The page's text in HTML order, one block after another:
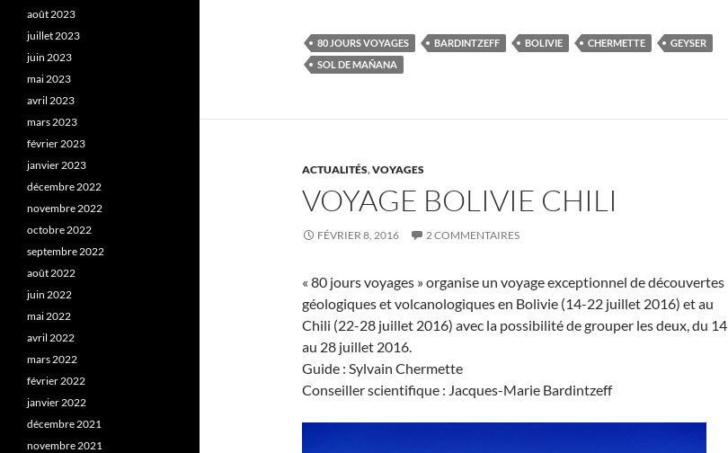
80 JOURS VOYAGES BARDINTZEFF BOLIVIE CHERMETTE
GEYSER
SOL DE MAÑANA
ACTUALITÉS,VOYAGES
VOYAGE BOLIVIE CHILI
FÉVRIER 8, 2016 2 COMMENTAIRES
« 80 jours voyages » organise un voyage exceptionnel de découvertes
géologiques et volcanologiques en Bolivie (14-22 juillet 2016) et au
Chili (22-28 juillet 2016) avec la possibilité de grouper les deux, du 14
au 28 juillet 2016.
Guide : Sylvain Chermette
Conseiller scientifique : Jacques-Marie Bardintzeff
août 2023
juillet 2023
juin 2023
mai 2023
avril 2023
mars 2023
février 2023
janvier 2023
décembre 2022
novembre 2022
octobre 2022
septembre 2022
août 2022
juin 2022
mai 2022
avril 2022
mars 2022
février 2022
janvier 2022
décembre 2021
novembre 2021